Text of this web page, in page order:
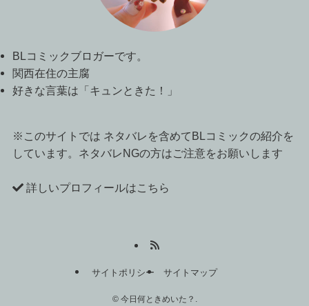
BLコミックブロガーです。
関西在住の主腐
好きな言葉は「キュンときた！」
※このサイトでは ネタバレを含めてBLコミックの紹介を
しています。ネタバレNGの方はご注意をお願いします
詳しいプロフィールはこちら
サイトポリシー サイトマップ
©今日何ときめいた？.